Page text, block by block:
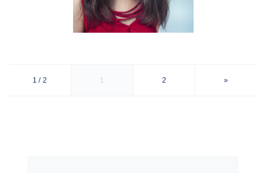
1 / 2 1 2 »